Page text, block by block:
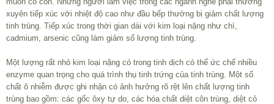
xuyên tiếp xúc với nhiệt độ cao như đầu bếp thường bị giảm chất lượng
tinh trùng. Tiếp xúc trong thời gian dài với kim loại nặng như chì,
cadmium, arsenic cũng làm giảm số lượng tinh trùng.
Một lượng rất nhỏ kim loại nặng có trong tinh dịch có thể ức chế nhiều
enzyme quan trọng cho quá trình thụ tinh trứng của tinh trùng. Một số
chất ô nhiễm được ghi nhận có ảnh hưởng rõ rệt lên chất lượng tinh
trùng bao gồm: các gốc ôxy tự do, các hóa chất diệt côn trùng, diệt cỏ